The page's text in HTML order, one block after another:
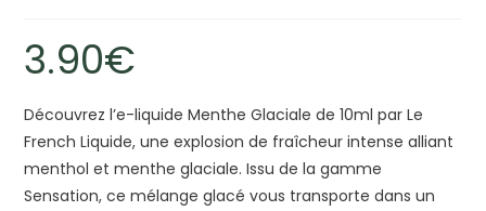
3.90€
Découvrez l’e-liquide Menthe Glaciale de 10ml par Le
French Liquide, une explosion de fraîcheur intense alliant
menthol et menthe glaciale. Issu de la gamme
Sensation, ce mélange glacé vous transporte dans un